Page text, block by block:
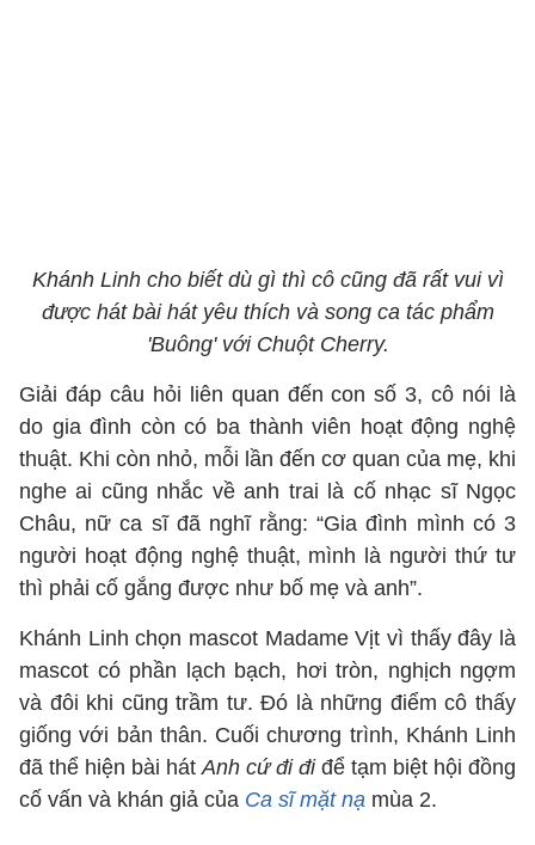
Khánh Linh cho biết dù gì thì cô cũng đã rất vui vì
được hát bài hát yêu thích và song ca tác phẩm
'Buông' với Chuột Cherry.
Giải đáp câu hỏi liên quan đến con số 3, cô nói là
do gia đình còn có ba thành viên hoạt động nghệ
thuật. Khi còn nhỏ, mỗi lần đến cơ quan của mẹ, khi
nghe ai cũng nhắc về anh trai là cố nhạc sĩ Ngọc
Châu, nữ ca sĩ đã nghĩ rằng: “Gia đình mình có 3
người hoạt động nghệ thuật, mình là người thứ tư
thì phải cố gắng được như bố mẹ và anh”.
Khánh Linh chọn mascot Madame Vịt vì thấy đây là
mascot có phần lạch bạch, hơi tròn, nghịch ngợm
và đôi khi cũng trầm tư. Đó là những điểm cô thấy
giống với bản thân. Cuối chương trình, Khánh Linh
đã thể hiện bài hátAnh cứ đi điđể tạm biệt hội đồng
cố vấn và khán giả của Ca sĩ mặt nạ mùa 2.